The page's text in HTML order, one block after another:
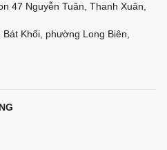
47 Nguyễn Tuân, Thanh Xuân,
Khối, phường Long Biên,